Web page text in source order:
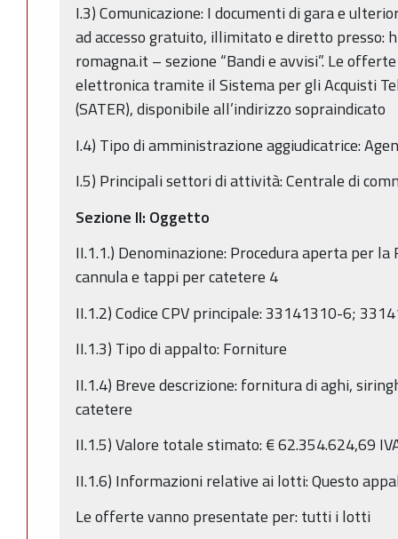
I.3) Comunicazione: I documenti di gara e
ad accesso gratuito, illimitato e diretto presso:
romagna.it – sezione “Bandi e avvisi”. Le
elettronica tramite il Sistema per gli Acquisti
(SATER), disponibile all’indirizzo sopraindicato
I.4) Tipo di amministrazione aggiudicatrice:
I.5) Principali settori di attività: Centrale di
Sezione II: Oggetto
II.1.1.) Denominazione: Procedura aperta per
cannula e tappi per catetere 4
II.1.2) Codice CPV principale: 33141310-6;
II.1.3) Tipo di appalto: Forniture
II.1.4) Breve descrizione: fornitura di aghi,
catetere
II.1.5) Valore totale stimato: € 62.354.624,69
II.1.6) Informazioni relative ai lotti: Questo
Le offerte vanno presentate per: tutti i lotti